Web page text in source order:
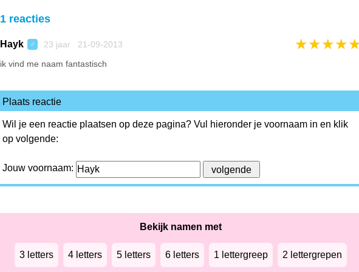
1 reacties
Hayk ♂ 23 jaar 21-09-2013 ★★★★
ik vind me naam fantastisch
Plaats reactie
Wil je een reactie plaatsen op deze pagina? Vul hieronder je voornaam in en klik
op volgende:
Jouw voornaam:
Bekijk namen met
3 letters 4 letters 5 letters 6 letters 1 lettergreep 2 lettergrepen